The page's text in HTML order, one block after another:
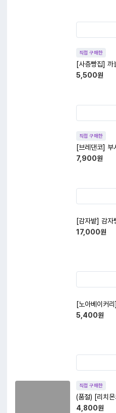
직접 구매한
[사층빵집] 까
5,500원
직접 구매한
[브레댄코]
7,900원
[감자밭] 감
17,000원
[노아베이커
5,400원
직접 구매한
(품절) [리치
4,800원